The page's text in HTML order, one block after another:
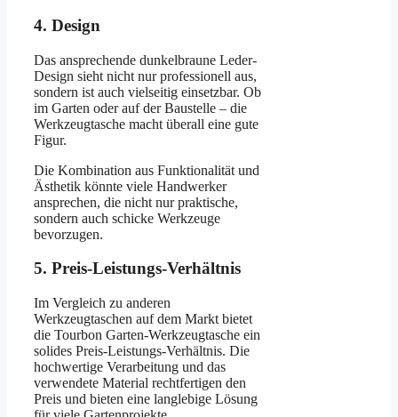
4. Design
Das ansprechende dunkelbraune Leder-
Design sieht nicht nur professionell aus,
sondern ist auch vielseitig einsetzbar. Ob
im Garten oder auf der Baustelle – die
Werkzeugtasche macht überall eine gute
Figur.
Die Kombination aus Funktionalität und
Ästhetik könnte viele Handwerker
ansprechen, die nicht nur praktische,
sondern auch schicke Werkzeuge
bevorzugen.
5. Preis-Leistungs-Verhältnis
Im Vergleich zu anderen
Werkzeugtaschen auf dem Markt bietet
die Tourbon Garten-Werkzeugtasche ein
solides Preis-Leistungs-Verhältnis. Die
hochwertige Verarbeitung und das
verwendete Material rechtfertigen den
Preis und bieten eine langlebige Lösung